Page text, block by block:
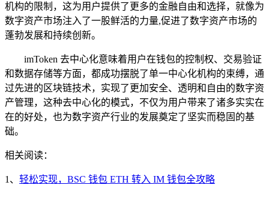
机构的限制，这为用户提供了更多的金融自由和选择，就像为
数字资产市场注入了一股鲜活的力量,促进了数字资产市场的
蓬勃发展和持续创新。
imToken 去中心化意味着用户在钱包的控制权、交易验证
和数据存储等方面，都成功摆脱了单一中心化机构的束缚，通
过先进的区块链技术，实现了更加安全、透明和自由的数字资
产管理，这种去中心化的模式，不仅为用户带来了诸多实实在
在的好处，也为数字资产行业的发展奠定了坚实而稳固的基
础。
相关阅读：
1、 轻松实现，BSC 钱包 ETH 转入 IM 钱包全攻略